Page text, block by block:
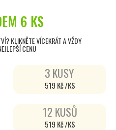
6 KS
KLIKNĚTE VÍCEKRÁT A VŽDY
CENU
3 KUSY
519 Kč /KS
12 KUSŮ
519 Kč /KS